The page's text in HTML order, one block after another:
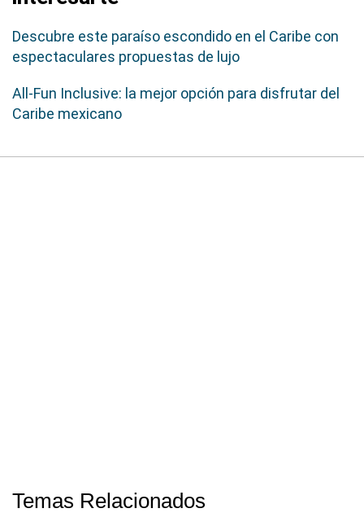
Descubre este paraíso escondido en el Caribe con
espectaculares propuestas de lujo
All-Fun Inclusive: la mejor opción para disfrutar del
Caribe mexicano
Temas Relacionados